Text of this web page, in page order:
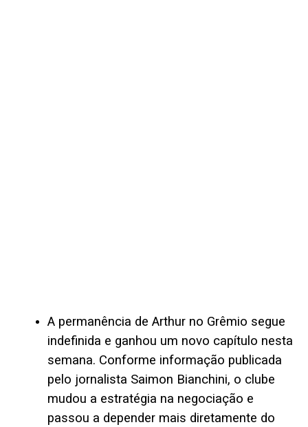
A permanência de Arthur no Grêmio segue
indefinida e ganhou um novo capítulo nesta
semana. Conforme informação publicada
pelo jornalista Saimon Bianchini, o clube
mudou a estratégia na negociação e
passou a depender mais diretamente do